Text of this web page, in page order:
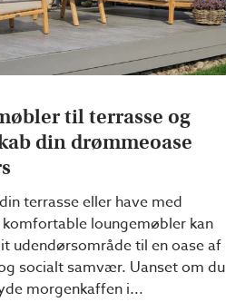
til terrasse og
din drømmeoase
terrasse eller have med
loungemøbler kan
udendørsområde til en oase af
socialt samvær. Uanset om du
morgenkaffen i...